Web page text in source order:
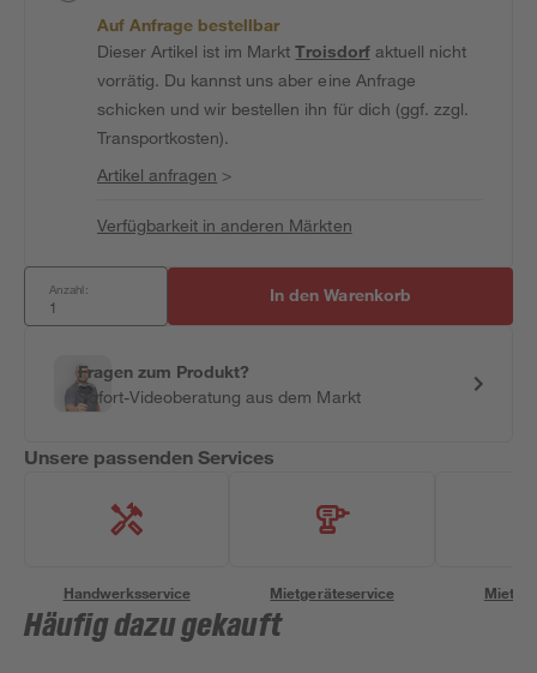
Auf Anfrage bestellbar
Dieser Artikel ist im MarktTroisdorfaktuell nicht
vorrätig. Du kannst uns aber eine Anfrage
schicken und wir bestellen ihn für dich (ggf. zzgl.
Transportkosten).
Artikel anfragen >
Verfügbarkeit in anderen Märkten
Anzahl: In den Warenkorb
Fragen zum Produkt?
Sofort-Videoberatung aus dem Markt
Unsere passenden Services
Handwerksservice Mietgeräteservice
Häufig dazu gekauft